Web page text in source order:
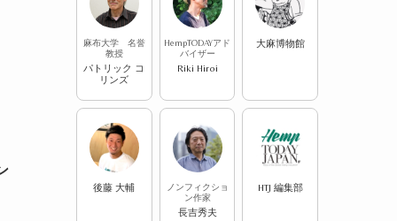
麻布大学 名誉
教授
パトリック コ
リンズ
HempTODAYアド
バイザー
Riki Hiroi
大麻博物館
後藤 大輔
ノンフィクショ
ン作家
長吉秀夫
HTJ 編集部